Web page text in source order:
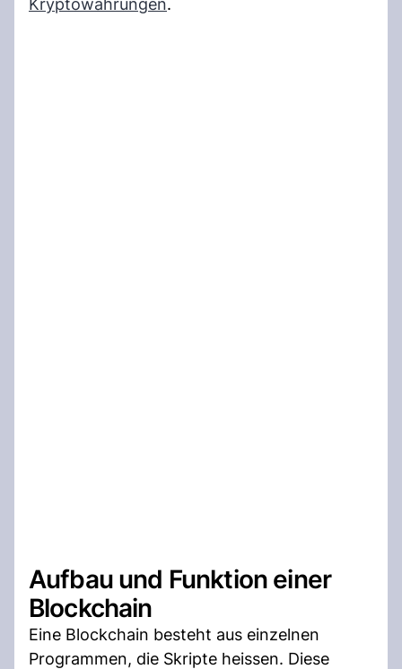
Kryptowährungen.
Aufbau und Funktion einer
Blockchain
Eine Blockchain besteht aus einzelnen
Programmen, die Skripte heissen. Diese